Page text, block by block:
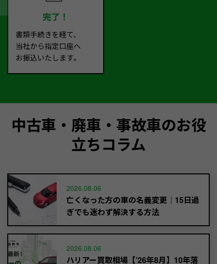
完了！
書類手続きを経て、
当社から指定口座へ
お振込いたします。
中古車・廃車・事故車のお役
立ちコラム
2026.08.06
亡くなった方の車の名義変更｜15日過
ぎでも迷わず解決する方法
2026.08.06
ハリアー買取相場【’26年8月】10年落